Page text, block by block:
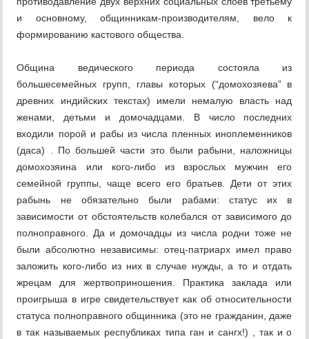
и основному, общинникам-производителям, вело к
формированию кастового общества.
Община ведического периода состояла из
большесемейных групп, главы которых (“домохозяева” в
древних индийских текстах) имели немалую власть над
женами, детьми и домочадцами. В число последних
входили порой и рабы из числа пленных иноплеменников
(даса) . По большей части это были рабыни, наложницы
домохозяина или кого-либо из взрослых мужчин его
семейной группы, чаще всего его братьев. Дети от этих
рабынь не обязательно были рабами: статус их в
зависимости от обстоятельств колебался от зависимого до
полноправного. Да и домочадцы из числа родни тоже не
были абсолютно независимы: отец-патриарх имел право
заложить кого-либо из них в случае нужды, а то и отдать
жрецам для жертвоприношения. Практика заклада или
проигрыша в игре свидетельствует как об относительности
статуса полноправного общинника (это не гражданин, даже
в так называемых республиках типа ган и сангх!) , так и о